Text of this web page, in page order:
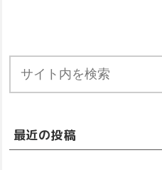
最近の投稿